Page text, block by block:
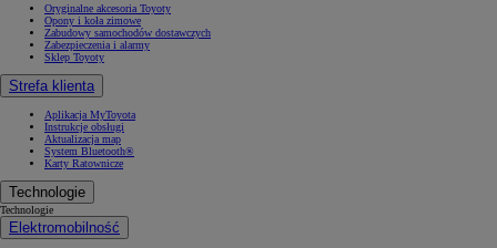
Oryginalne akcesoria Toyoty
Opony i koła zimowe
Zabudowy samochodów dostawczych
Zabezpieczenia i alarmy
Sklep Toyoty
Strefa klienta
Aplikacja MyToyota
Instrukcje obsługi
Aktualizacja map
System Bluetooth®
Karty Ratownicze
Technologie
Technologie
Elektromobilność